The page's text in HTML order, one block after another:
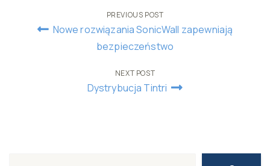
Post
navigation
PREVIOUS POST
Nowe rozwiązania SonicWall zapewniają
bezpieczeństwo
NEXT POST
Dystrybucja Tintri